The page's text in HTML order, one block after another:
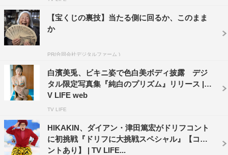
【宝くじの裏技】当たる側に回るか、このまま
か
PR(合同会社デジタルファーム )
白濱美兎、ビキニ姿で色白美ボディ披露 デジ
タル限定写真集『純白のプリズム』リリース | T
V LIFE web
TV LIFE
HIKAKIN、ダイアン・津田篤宏がドリフコント
に初挑戦『ドリフに大挑戦スペシャル』【コメ
ントあり】 | TV LIFE...